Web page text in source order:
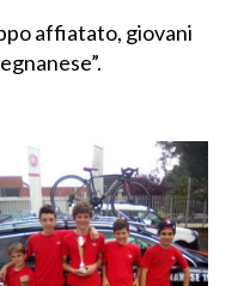
affiatato, giovani